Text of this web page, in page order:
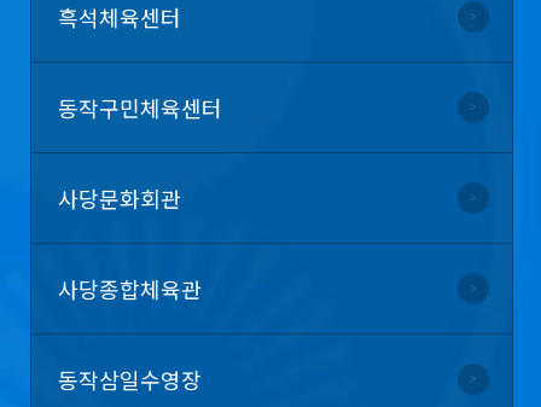
흑석체육센터
동작구민체육센터
사당문화회관
사당종합체육관
동작삼일수영장